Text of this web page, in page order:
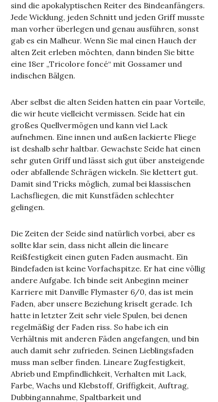
sind die apokalyptischen Reiter des Bindeanfängers.
Jede Wicklung, jeden Schnitt und jeden Griff musste
man vorher überlegen und genau ausführen, sonst
gab es ein Malheur. Wenn Sie mal einen Hauch der
alten Zeit erleben möchten, dann binden Sie bitte
eine 18er „Tricolore foncé“ mit Gossamer und
indischen Bälgen.
Aber selbst die alten Seiden hatten ein paar Vorteile,
die wir heute vielleicht vermissen. Seide hat ein
großes Quellvermögen und kann viel Lack
aufnehmen. Eine innen und außen lackierte Fliege
ist deshalb sehr haltbar. Gewachste Seide hat einen
sehr guten Griff und lässt sich gut über ansteigende
oder abfallende Schrägen wickeln. Sie klettert gut.
Damit sind Tricks möglich, zumal bei klassischen
Lachsfliegen, die mit Kunstfäden schlechter
gelingen.
Die Zeiten der Seide sind natürlich vorbei, aber es
sollte klar sein, dass nicht allein die lineare
Reißfestigkeit einen guten Faden ausmacht. Ein
Bindefaden ist keine Vorfachspitze. Er hat eine völlig
andere Aufgabe. Ich binde seit Anbeginn meiner
Karriere mit Danville Flymaster 6/0, das ist mein
Faden, aber unsere Beziehung kriselt gerade. Ich
hatte in letzter Zeit sehr viele Spulen, bei denen
regelmäßig der Faden riss. So habe ich ein
Verhältnis mit anderen Fäden angefangen, und bin
auch damit sehr zufrieden. Seinen Lieblingsfaden
muss man selber finden. Lineare Zugfestigkeit,
Abrieb und Empfindlichkeit, Verhalten mit Lack,
Farbe, Wachs und Klebstoff, Griffigkeit, Auftrag,
Dubbingannahme, Spaltbarkeit und